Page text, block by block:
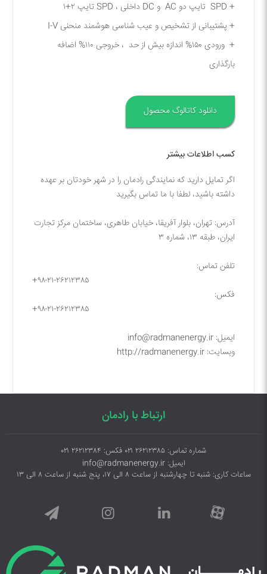
+ SPD تایپ دو AC و DC داخلی ، SPD تایپ ۲+۱
+ پشتیبانی از تشخیص و عیب شناسی هوشمند منحنی I-V
+ ورودی ۱۵۰% اندازه بیش از حد ، خروجی ۱۱۰% اضافه
بارگذاری
دانلود کاتالوگ محصول
کسب اطلاعات بیشتر
اگر تمایل دارید که نمایندگی رادمان را در شهر خودتان بر عهده
داشته باشید، لطفا با ما تماس بگیرید
آدرس: تهران، بلوار آفریقا، خیابان طاهری، ساختمان مرکز تجارت
ایران، طبقه ۱۳، شماره ۳
تلفن تماس:
+۹۸-۲۱-۲۶۲۱۲۳۸۵
فکس:
+۹۸-۲۱-۲۶۲۱۲۳۸۵
ایمیل: info@radmanenergy.ir
وبسایت: http://radmanenergy.ir
ارتباط با رادمان
شماره تماس: ۲۶۲۱۲۳۸۵ ۰۲۱ فکس: ۲۶۲۱۲۳۸۴ ۰۲۱
ایمیل: info@radmanenergy.ir
ساعات کاری: شنبه تا چهارشنبه از ساعت ۸ الی ۱۷، پنج شنبه از ساعت ۸ الی ۱۳